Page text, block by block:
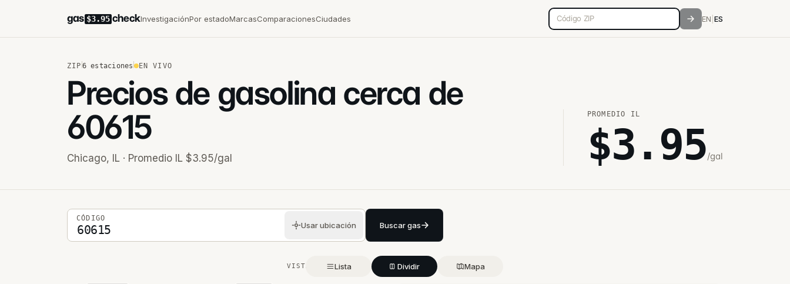
gas $3.95 checkInvestigaciónPor estadoMarcasComparacionesCiudades Código postal de 5 dígitos EN ES
ZIP 6 estaciones EN VIVO
Precios de gasolina cerca de
60615
Chicago, IL · Promedio IL $3.95/gal
PROMEDIO IL
$3.95/gal
Código postal de 5 dígitos
CÓDIGO
Usar ubicación Buscar gas
VISTA Lista Dividir Mapa